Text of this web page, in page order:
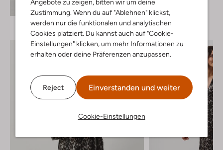
Angebote zu zeigen, bitten wir um deine
Zustimmung. Wenn du auf "Ablehnen" klickst,
werden nur die funktionalen und analytischen
Cookies platziert. Du kannst auch auf "Cookie-
Einstellungen" klicken, um mehr Informationen zu
erhalten oder deine Präferenzen anzupassen.
Reject Einverstanden und weiter
Cookie-Einstellungen
Entdecke den Look